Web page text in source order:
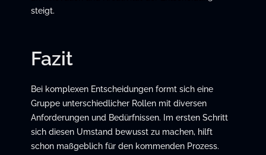
steigt.
Fazit
Bei komplexen Entscheidungen formt sich eine
Gruppe unterschiedlicher Rollen mit diversen
Anforderungen und Bedürfnissen. Im ersten Schritt
sich diesen Umstand bewusst zu machen, hilft
schon maßgeblich für den kommenden Prozess.